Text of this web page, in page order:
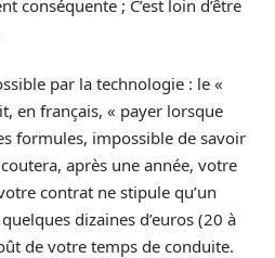
conséquente ; C’est loin d’être
par la technologie : le «
en français, « payer lorsque
formules, impossible de savoir
après une année, votre
contrat ne stipule qu’un
dizaines d’euros (20 à
de votre temps de conduite.